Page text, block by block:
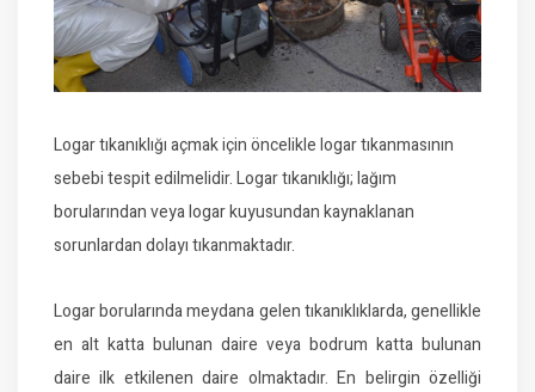
Logar tıkanıklığı açmak için öncelikle logar tıkanmasının
sebebi tespit edilmelidir. Logar tıkanıklığı; lağım
borularından veya logar kuyusundan kaynaklanan
sorunlardan dolayı tıkanmaktadır.
Logar borularında meydana gelen tıkanıklıklarda, genellikle
en alt katta bulunan daire veya bodrum katta bulunan
daire ilk etkilenen daire olmaktadır. En belirgin özelliği